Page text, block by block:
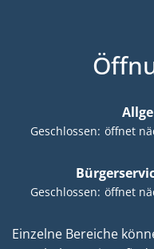
Klicken, um weitere
Geschlossen: öffnet
Klicken, um weitere
Geschlossen: öffnet
Einzelne Bereiche